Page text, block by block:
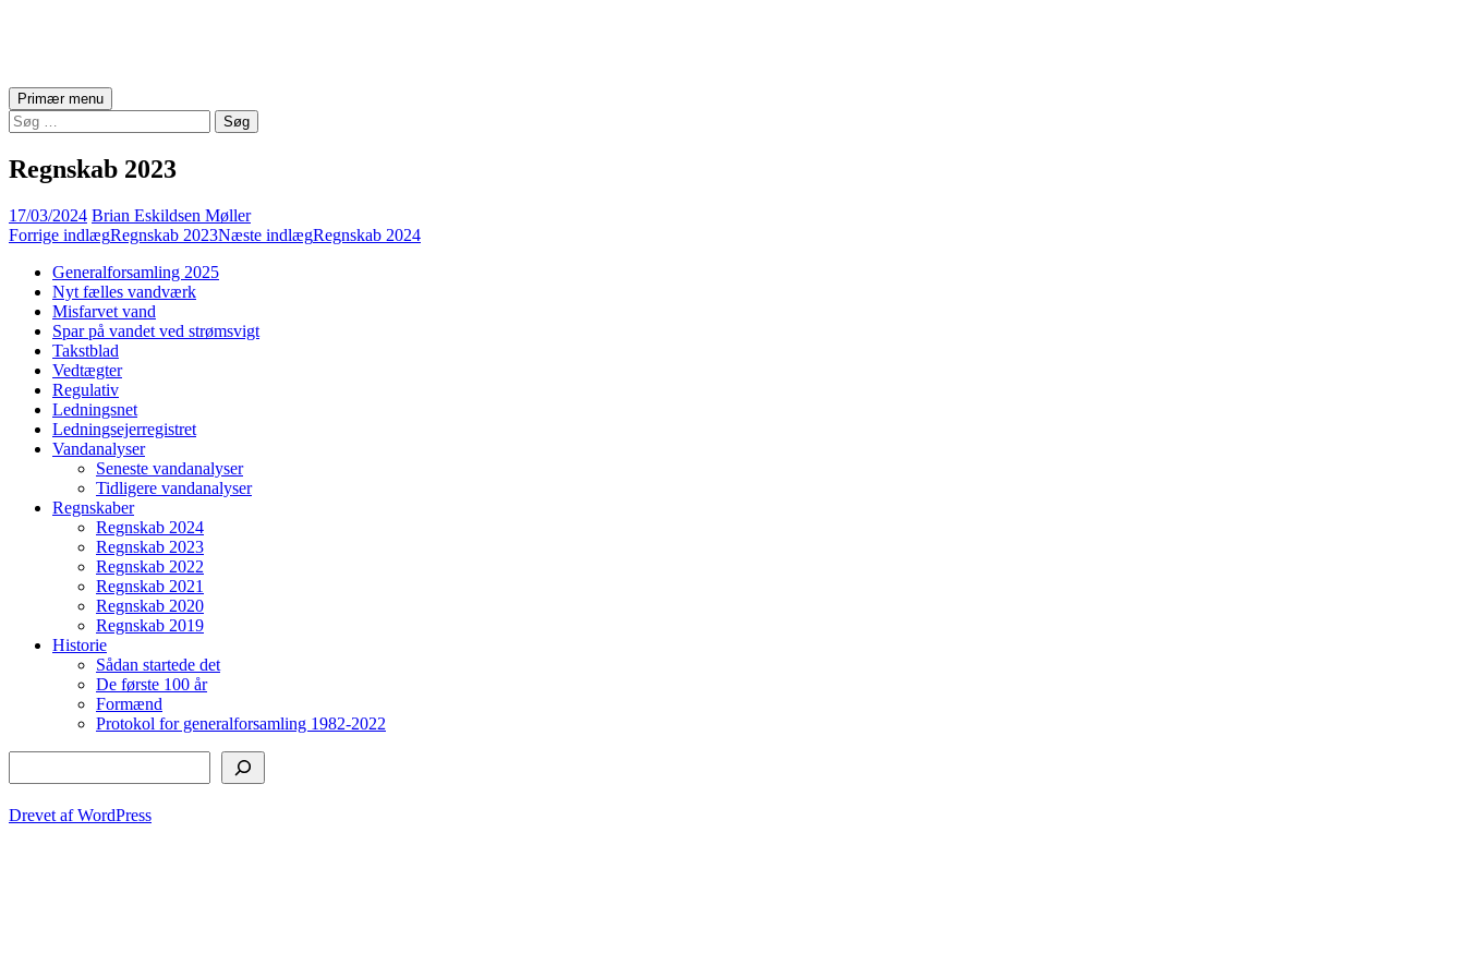
SøgPrimær menu Hop
til
indhold
Søg
efter:
Regnskab 2023
17/03/2024 Brian Eskildsen Møller
Indlægsnavigation
Forrige indlægRegnskab 2023Næste indlægRegnskab 2024
Generalforsamling 2025
Nyt fælles vandværk
Misfarvet vand
Spar på vandet ved strømsvigt
Takstblad
Vedtægter
Regulativ
Ledningsnet
Ledningsejerregistret
Vandanalyser
Seneste vandanalyser
Tidligere vandanalyser
Regnskaber
Regnskab 2024
Regnskab 2023
Regnskab 2022
Regnskab 2021
Regnskab 2020
Regnskab 2019
Historie
Sådan startede det
De første 100 år
Formænd
Protokol for generalforsamling 1982-2022
Drevet af WordPress